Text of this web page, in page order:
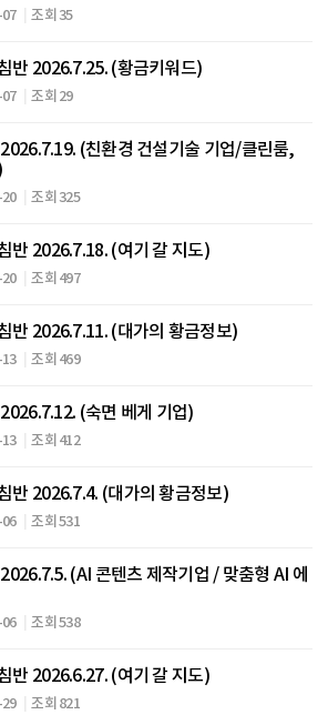
조회 35
반 2026.7.25. (황금키워드)
조회 29
(친환경 건설기술 기업/클린룸,
조회 325
반 2026.7.18. (여기 갈 지도)
조회 497
반 2026.7.11. (대가의 황금정보)
조회 469
(숙면 베게 기업)
조회 412
반 2026.7.4. (대가의 황금정보)
조회 531
(AI 콘텐츠 제작기업 / 맞춤형 AI 에
조회 538
반 2026.6.27. (여기 갈 지도)
조회 821